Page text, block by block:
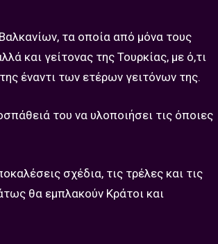
τα οποία από μόνα τους
και γείτονας της Τουρκίας, με ό,τι
έναντι των ετέρων γειτόνων της.
του να υλοποιήσει τις όποιες
σχέδια, τις τρέλες και τις
θα εμπλακούν Κράτοι και